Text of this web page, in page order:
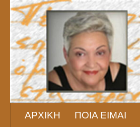
Skip to content
ΑΡΧΙΚΗ ΠΟΙΑ ΕΙΜΑΙ